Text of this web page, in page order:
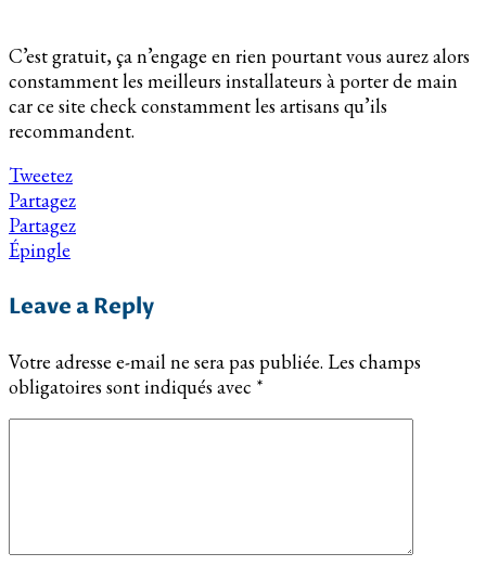
C’est gratuit, ça n’engage en rien pourtant vous aurez alors
constamment les meilleurs installateurs à porter de main
car ce site check constamment les artisans qu’ils
recommandent.
Tweetez
Partagez
Partagez
Épingle
Leave a Reply
Votre adresse e-mail ne sera pas publiée. Les champs
obligatoires sont indiqués avec *